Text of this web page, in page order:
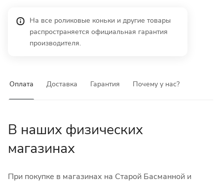
На все роликовые коньки и другие товары
распространяется официальная гарантия
производителя.
Оплата Доставка Гарантия Почему у нас?
В наших физических
магазинах
При покупке в магазинах на Старой Басманной и